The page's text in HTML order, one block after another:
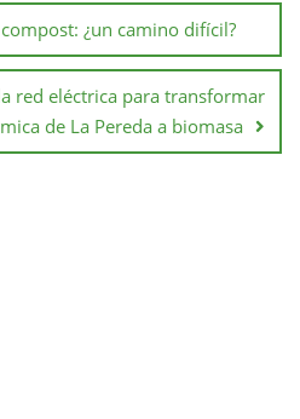
¿un camino difícil?
red eléctrica para transformar
de La Pereda a biomasa